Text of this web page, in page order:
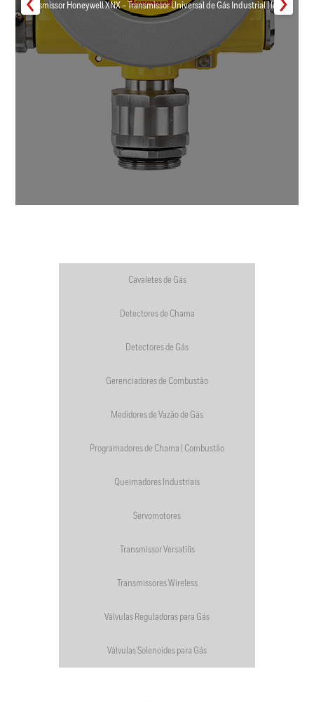
Transmissor Honeywell XNX – Transmissor Universal de Gás Industrial | Inmar
Cavaletes de Gás
Detectores de Chama
Detectores de Gás
Gerenciadores de Combustão
Medidores de Vazão de Gás
Programadores de Chama | Combustão
Queimadores Industriais
Servomotores
Transmissor Versatilis
Transmissores Wireless
Válvulas Reguladoras para Gás
Válvulas Solenoides para Gás